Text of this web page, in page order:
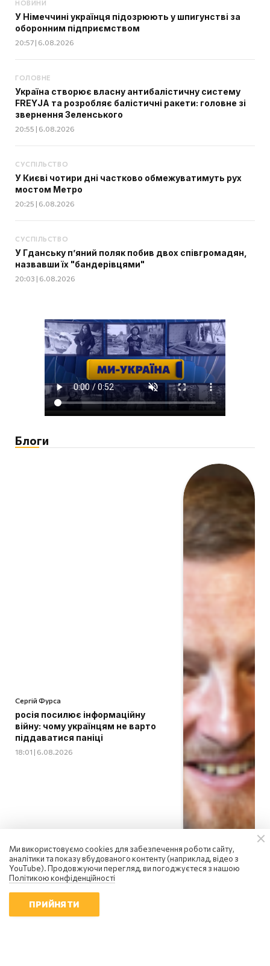
НОВИНИ
У Німеччині українця підозрюють у шпигунстві за
оборонним підприємством
20:57 | 6.08.2026
ГОЛОВНЕ
Україна створює власну антибалістичну систему
FREYJA та розробляє балістичні ракети: головне зі
звернення Зеленського
20:55 | 6.08.2026
СУСПІЛЬСТВО
У Києві чотири дні частково обмежуватимуть рух
мостом Метро
20:25 | 6.08.2026
СУСПІЛЬСТВО
У Гданську п’яний поляк побив двох співгромадян,
назвавши їх "бандерівцями"
20:03 | 6.08.2026
Блоги
Сергій Фурса
росія посилює інформаційну
війну: чому українцям не варто
піддаватися паніці
18:01 | 6.08.2026
Ми використовуємо cookies для забезпечення роботи сайту,
аналітики та показу вбудованого контенту (наприклад, відео з
YouTube). Продовжуючи перегляд, ви погоджуєтеся з нашою
Політикою конфіденційності
ПРИЙНЯТИ